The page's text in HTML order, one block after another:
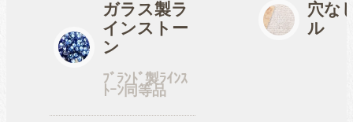
工具
ガラス製ラ
インストー
ン
ﾌﾞﾗﾝﾄﾞ製ﾗｲﾝｽ
ﾄｰﾝ同等品
穴な
ル